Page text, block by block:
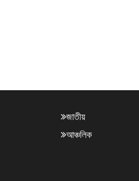
জাতীয়
আঞ্চলিক